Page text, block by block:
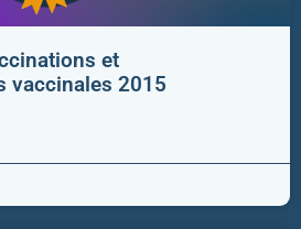
et
vaccinales 2015